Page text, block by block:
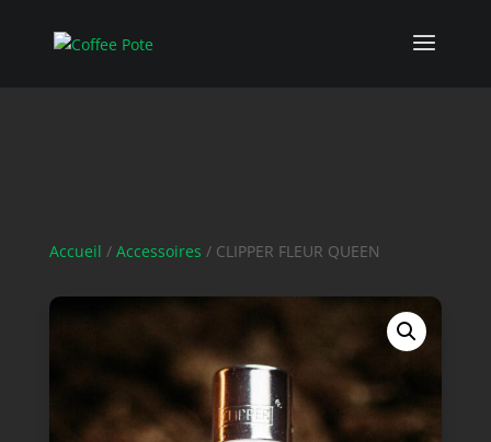
Accueil / Accessoires / CLIPPER FLEUR QUEEN